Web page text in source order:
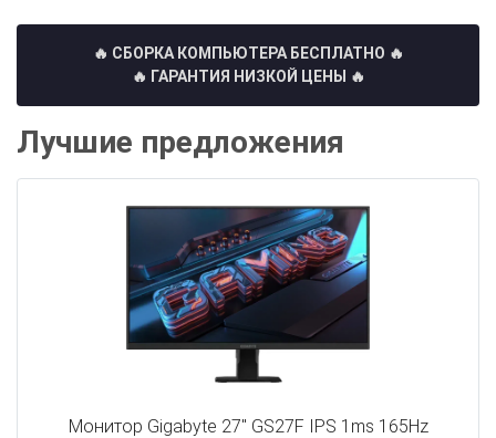
🔥 СБОРКА КОМПЬЮТЕРА БЕСПЛАТНО 🔥
🔥 ГАРАНТИЯ НИЗКОЙ ЦЕНЫ 🔥
Лучшие предложения
Монитор Gigabyte 27" GS27F IPS 1ms 165Hz